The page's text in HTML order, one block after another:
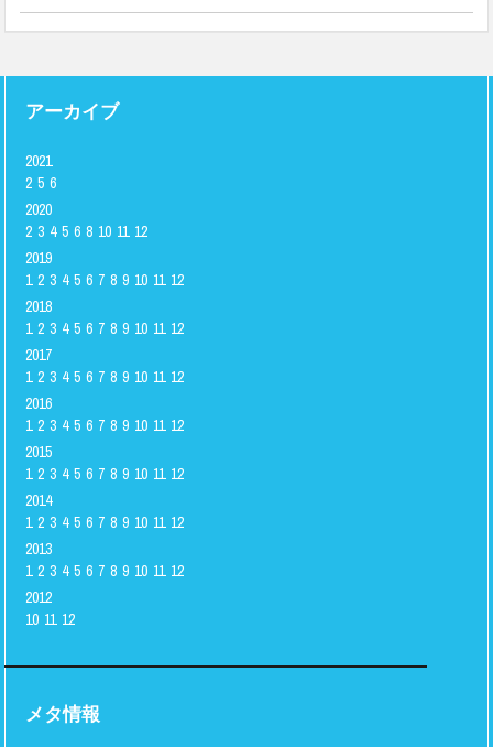
アーカイブ
2021
2 5 6
2020
2 3 4 5 6 8 10 11 12
2019
1 2 3 4 5 6 7 8 9 10 11 12
2018
1 2 3 4 5 6 7 8 9 10 11 12
2017
1 2 3 4 5 6 7 8 9 10 11 12
2016
1 2 3 4 5 6 7 8 9 10 11 12
2015
1 2 3 4 5 6 7 8 9 10 11 12
2014
1 2 3 4 5 6 7 8 9 10 11 12
2013
1 2 3 4 5 6 7 8 9 10 11 12
2012
10 11 12
メタ情報